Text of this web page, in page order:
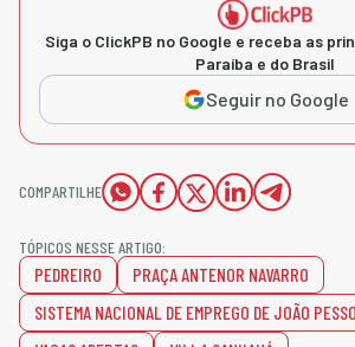
Siga o ClickPB no Google e receba as
Paraíba e do Brasil
Seguir no Google
COMPARTILHE
TÓPICOS NESSE ARTIGO:
PEDREIRO
PRAÇA ANTENOR NAVARRO
SISTEMA NACIONAL DE EMPREGO DE JOÃO